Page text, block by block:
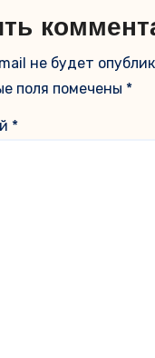
не будет
поля помечены *
*